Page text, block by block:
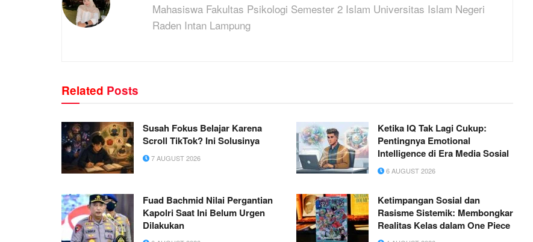
Mahasiswa Fakultas Psikologi Semester 2 Islam Universitas Islam Negeri
Raden Intan Lampung
Related Posts
Susah Fokus Belajar Karena
Scroll TikTok? Ini Solusinya
7 AUGUST 2026
Ketika IQ Tak Lagi Cukup:
Pentingnya Emotional
Intelligence di Era Media Sosial
6 AUGUST 2026
Fuad Bachmid Nilai Pergantian
Kapolri Saat Ini Belum Urgen
Dilakukan
Ketimpangan Sosial dan
Rasisme Sistemik: Membongkar
Realitas Kelas dalam One Piece